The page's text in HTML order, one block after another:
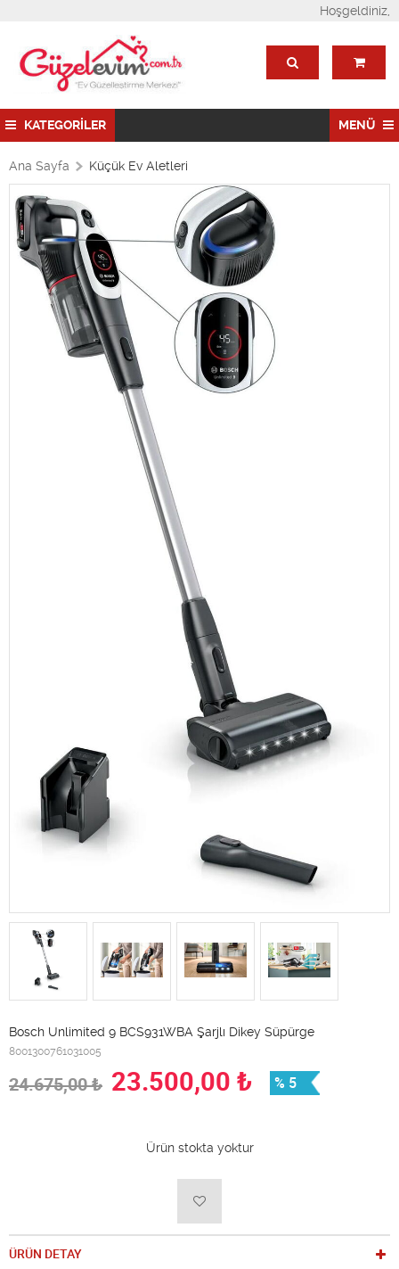
Hoşgeldiniz,
KATEGORİLER MENÜ
Ana Sayfa Küçük Ev Aletleri
Bosch Unlimited 9 BCS931WBA Şarjlı Dikey Süpürge
8001300761031005
24.675,00₺ 23.500,00 ₺ % 5
Ürün stokta yoktur
ÜRÜN DETAY